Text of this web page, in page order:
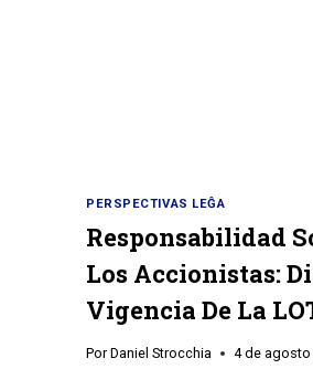
PERSPECTIVAS LEĜA
Responsabilidad
Los Accionistas:
Vigencia De La
Por Daniel Strocchia 4 de agosto